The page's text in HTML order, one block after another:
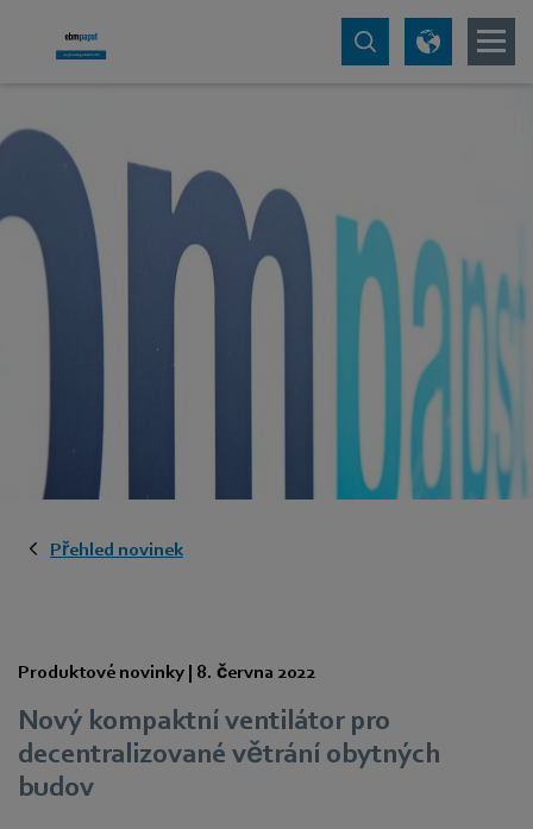
Přehled novinek
Produktové novinky | 8. června 2022
Nový kompaktní ventilátor pro
decentralizované větrání obytných
budov